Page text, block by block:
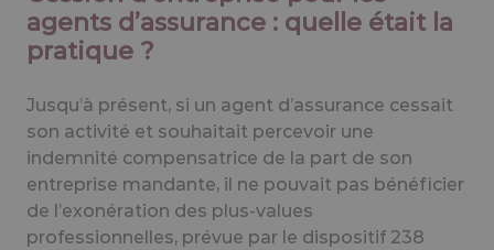
agents d’assurance : quelle était la
pratique ?
Jusqu’à présent, si un agent d’assurance cessait
son activité et souhaitait percevoir une
indemnité compensatrice de la part de son
entreprise mandante, il ne pouvait pas bénéficier
de l’exonération des plus-values
professionnelles, prévue par le dispositif 238